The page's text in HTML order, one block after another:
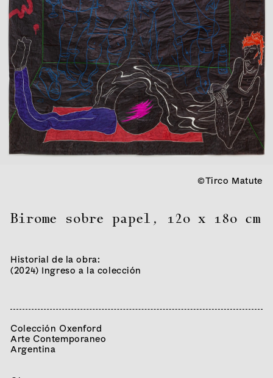
©Tirco Matute
Birome sobre papel , 120 x 180 cm
Historial de la obra:
(2024) Ingreso a la colección
Colección Oxenford
Arte Contemporaneo
Argentina